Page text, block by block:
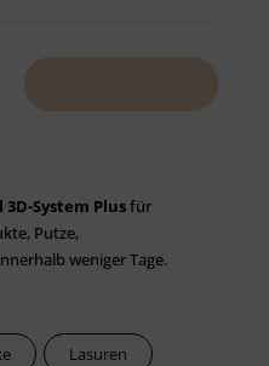
3D-System Plusfür
Putze,
weniger Tage.
Lasuren